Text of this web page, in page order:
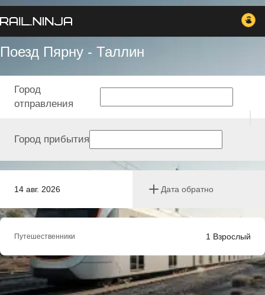
Поезд Пярну - Таллин
14 авг. 2026 Дата обратно
Город
отправления
Город прибытия
Путешественники 1 Взрослый